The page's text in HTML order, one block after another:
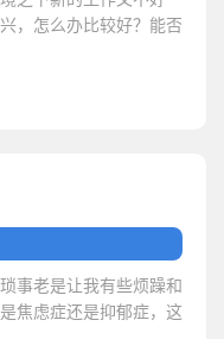
，怎么办比较好？能否
事老是让我有些烦躁和
焦虑症还是抑郁症，这